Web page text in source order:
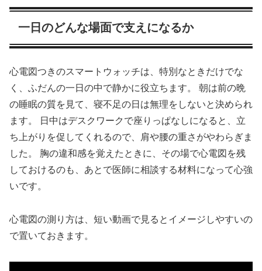
一日のどんな場面で支えになるか
心電図つきのスマートウォッチは、特別なときだけでな
く、ふだんの一日の中で静かに役立ちます。 朝は前の晩
の睡眠の質を見て、寝不足の日は無理をしないと決められ
ます。 日中はデスクワークで座りっぱなしになると、立
ち上がりを促してくれるので、肩や腰の重さがやわらぎま
した。 胸の違和感を覚えたときに、その場で心電図を残
しておけるのも、あとで医師に相談する材料になって心強
いです。
心電図の測り方は、短い動画で見るとイメージしやすいの
で置いておきます。